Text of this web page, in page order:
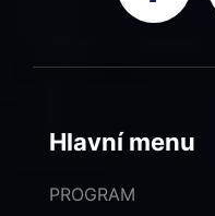
Hlavní menu
PROGRAM